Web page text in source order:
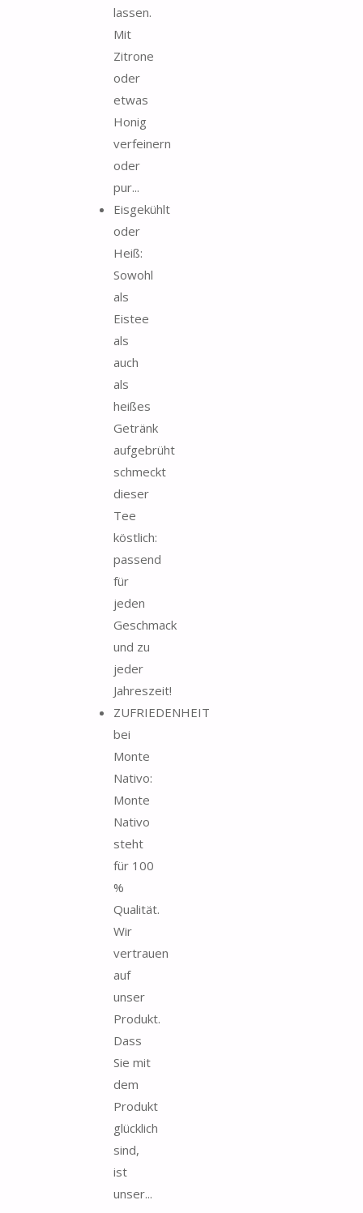
lassen.
Mit
Zitrone
oder
etwas
Honig
verfeinern
oder
pur...
Eisgekühlt
oder
Heiß:
Sowohl
als
Eistee
als
auch
als
heißes
Getränk
aufgebrüht
schmeckt
dieser
Tee
köstlich:
passend
für
jeden
Geschmack
und zu
jeder
Jahreszeit!
ZUFRIEDENHEIT
bei
Monte
Nativo:
Monte
Nativo
steht
für 100
%
Qualität.
Wir
vertrauen
auf
unser
Produkt.
Dass
Sie mit
dem
Produkt
glücklich
sind,
ist
unser...